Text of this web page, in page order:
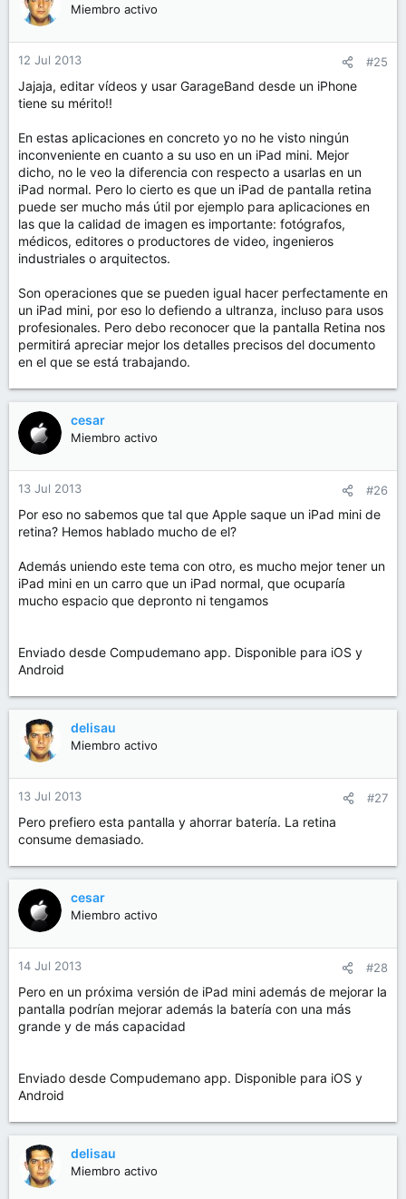
Miembro activo
12 Jul 2013 #25
Jajaja, editar vídeos y usar GarageBand desde un iPhone
tiene su mérito!!
En estas aplicaciones en concreto yo no he visto ningún
inconveniente en cuanto a su uso en un iPad mini. Mejor
dicho, no le veo la diferencia con respecto a usarlas en un
iPad normal. Pero lo cierto es que un iPad de pantalla retina
puede ser mucho más útil por ejemplo para aplicaciones en
las que la calidad de imagen es importante: fotógrafos,
médicos, editores o productores de video, ingenieros
industriales o arquitectos.
Son operaciones que se pueden igual hacer perfectamente en
un iPad mini, por eso lo defiendo a ultranza, incluso para usos
profesionales. Pero debo reconocer que la pantalla Retina nos
permitirá apreciar mejor los detalles precisos del documento
en el que se está trabajando.
cesar
Miembro activo
13 Jul 2013 #26
Por eso no sabemos que tal que Apple saque un iPad mini de
retina? Hemos hablado mucho de el?
Además uniendo este tema con otro, es mucho mejor tener un
iPad mini en un carro que un iPad normal, que ocuparía
mucho espacio que depronto ni tengamos
Enviado desde Compudemano app. Disponible para iOS y
Android
delisau
Miembro activo
13 Jul 2013 #27
Pero prefiero esta pantalla y ahorrar batería. La retina
consume demasiado.
cesar
Miembro activo
14 Jul 2013 #28
Pero en un próxima versión de iPad mini además de mejorar la
pantalla podrían mejorar además la batería con una más
grande y de más capacidad
Enviado desde Compudemano app. Disponible para iOS y
Android
delisau
Miembro activo